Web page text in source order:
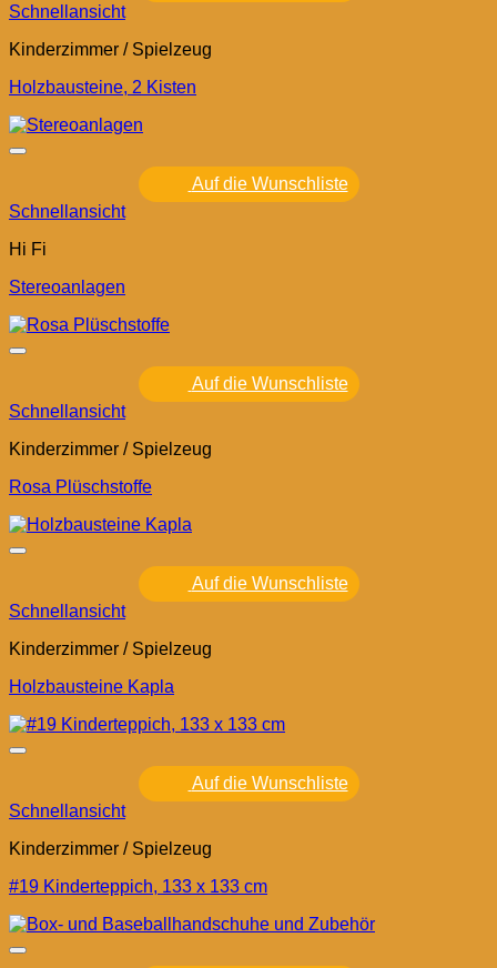
Schnellansicht
Kinderzimmer / Spielzeug
Holzbausteine, 2 Kisten
Auf die Wunschliste
Schnellansicht
Hi Fi
Stereoanlagen
Auf die Wunschliste
Schnellansicht
Kinderzimmer / Spielzeug
Rosa Plüschstoffe
Auf die Wunschliste
Schnellansicht
Kinderzimmer / Spielzeug
Holzbausteine Kapla
Auf die Wunschliste
Schnellansicht
Kinderzimmer / Spielzeug
#19 Kinderteppich, 133 x 133 cm